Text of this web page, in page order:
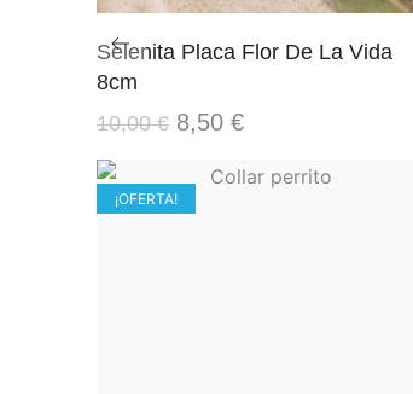
Selenita Placa Flor De La Vida
8cm
10,00€ 8,50 €
¡OFERTA!